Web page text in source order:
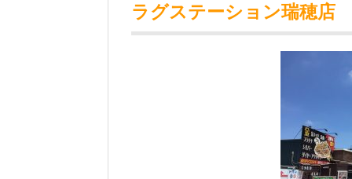
ラグステーション瑞穂店